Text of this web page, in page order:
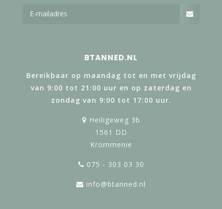
BTANNED.NL
Bereikbaar op maandag tot en met vrijdag
van 9:00 tot 21:00 uur en op zaterdag en
zondag van 9:00 tot 17:00 uur.
Heiligeweg 3b
1561 DD
Krommenie
075 - 303 03 30
info@btanned.nl